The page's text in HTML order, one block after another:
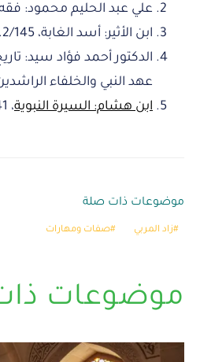
علي عبد الحليم محمود: فقه
ابن الأثير: أسد الغابة، 2/145.
الدكتور أحمد فؤاد سيد:
عهد النبي والخلفاء الراشدين، 1/
ابن هشام: السيرة النبوية، 1/441.
موضوعات ذات صلة
زاد المربي صفات ومهارات
موضوعات